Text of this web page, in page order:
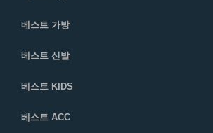
베스트 가방
베스트 신발
베스트 KIDS
베스트 ACC